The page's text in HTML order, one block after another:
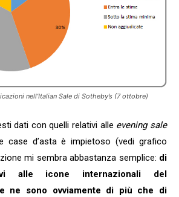
nell’Italian Sale di Sotheby’s (7 ottobre)
dati con quelli relativi alle evening sale
case d’asta è impietoso (vedi grafico
mi sembra abbastanza semplice: di
alle icone internazionali del
ne sono ovviamente di più che di